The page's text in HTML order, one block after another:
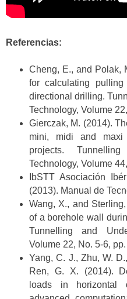
Referencias:
Cheng, E., and Polak,
for calculating
directional drilling.
Technology, Volume
Gierczak, M. (2014).
mini, midi and maxi
projects.
Technology, Volume
IbSTT Asociación
(2013). Manual de
Wang, X., and
of a borehole wall
Tunnelling and
Volume 22, No. 5-6,
Yang, C. J., Zhu, W.
Ren, G. X. (2014).
loads in horizontal